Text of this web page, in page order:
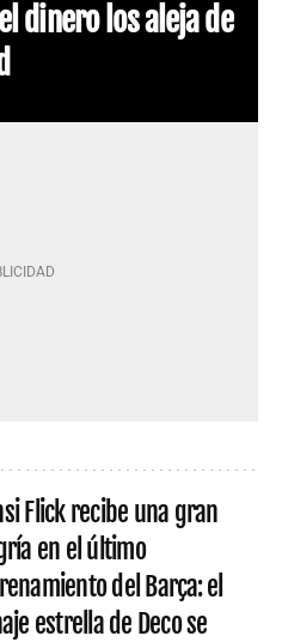
dinero los aleja de
Flick recibe una gran
en el último
del Barça: el
estrella de Deco se